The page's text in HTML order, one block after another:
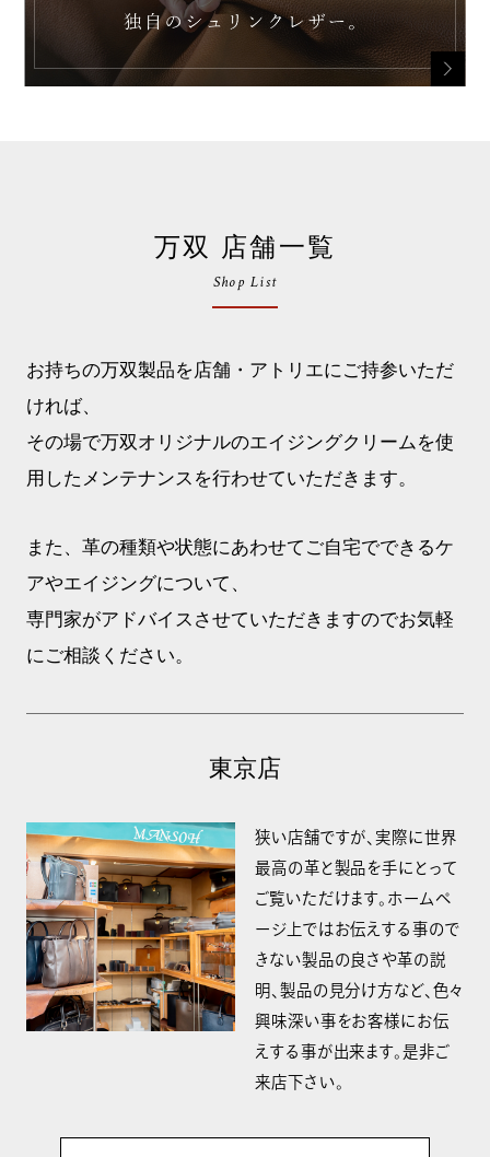
万双 店舗一覧
Shop List
お持ちの万双製品を店舗・アトリエにご持参いただ
ければ、
その場で万双オリジナルのエイジングクリームを使
用したメンテナンスを行わせていただきます。
また、革の種類や状態にあわせてご自宅でできるケ
アやエイジングについて、
専門家がアドバイスさせていただきますのでお気軽
にご相談ください。
東京店
狭い店舗ですが、実際に世界
最高の革と製品を手にとって
ご覧いただけます。ホームペ
ージ上ではお伝えする事ので
きない製品の良さや革の説
明、製品の見分け方など、色々
興味深い事をお客様にお伝
えする事が出来ます。是非ご
来店下さい。